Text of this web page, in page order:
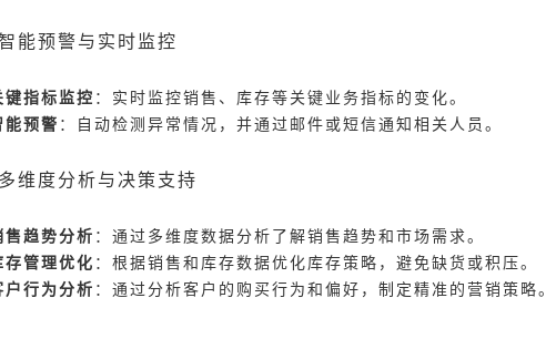
能预警与实时监控
键指标监控 ：实时监控销售、库存等关键业务指标的变化。
能预警 ：自动检测异常情况，并通过邮件或短信通知相关人员。
维度分析与决策支持
售趋势分析：通过多维度数据分析了解销售趋势和市场需求。
存管理优化 ：根据销售和库存数据优化库存策略，避免缺货或积压。
户行为分析：通过分析客户的购买行为和偏好，制定精准的营销策略。